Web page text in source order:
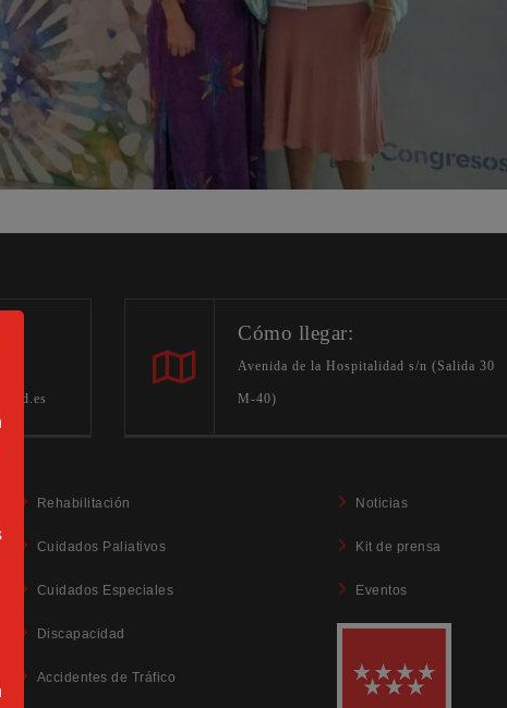
Cómo llegar:
Avenida de la Hospitalidad s/n (Salida 30
M-40)
Rehabilitación
Cuidados Paliativos
Cuidados Especiales
Discapacidad
Accidentes de Tráfico
Noticias
Kit de prensa
Eventos